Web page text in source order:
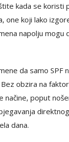
kada se koristi
one koji lako
napolju mogu
da samo SPF
obzira na
načine, poput
dana.